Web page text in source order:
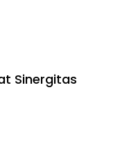
Sinergitas